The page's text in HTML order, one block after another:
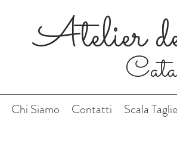
Atelier
Chi Siamo Contatti Scala Taglie